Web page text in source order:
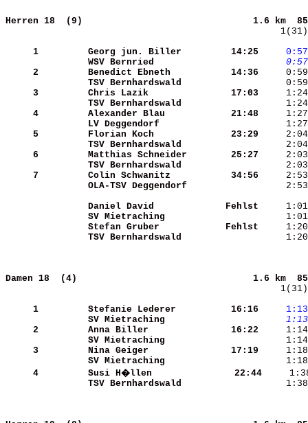
Herren 18  (9)
1.6
     1
Georg jun. Biller
   14:25
    0:57
WSV Bernried
    0:57
     2
Benedict Ebneth
   14:36
TSV Bernhardswald
     3
Chris Lazik
   17:03
TSV Bernhardswald
     4
Alexander Blau
   21:48
LV Deggendorf
     5
Florian Koch
   23:29
TSV Bernhardswald
     6
Matthias Schneider
   25:27
TSV Bernhardswald
     7
Colin Schwanitz
   34:56
OLA-TSV Deggendorf
Daniel David
  Fehlst
SV Mietraching
Stefan Gruber
  Fehlst
TSV Bernhardswald
Damen 18  (4)
1.6
     1
Stefanie Lederer
   16:16
    1:13
SV Mietraching
    1:13
     2
Anna Biller
   16:22
SV Mietraching
     3
Nina Geiger
   17:19
SV Mietraching
     4
Susi H�llen
   22:44
TSV Bernhardswald